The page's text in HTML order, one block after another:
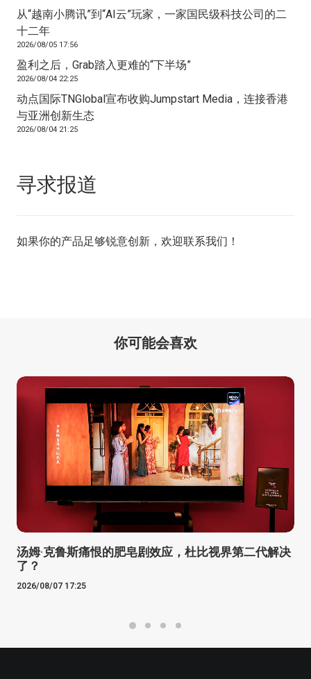
从“越南小腾讯”到“AI云”玩家，一家国民级科技公司的二
十二年
2026/08/05 17:56
盈利之后，Grab踏入更难的“下半场”
2026/08/04 22:25
动点国际TNGlobal宣布收购Jumpstart Media，连接香港
与亚洲创新生态
2026/08/04 21:25
寻求报道
如果你的产品足够锐意创新，欢迎联系我们 ！
你可能会喜欢
汤姆·克鲁斯痛恨的肥皂剧效应，杜比视界第二代解决
了？
2026/08/07 17:25